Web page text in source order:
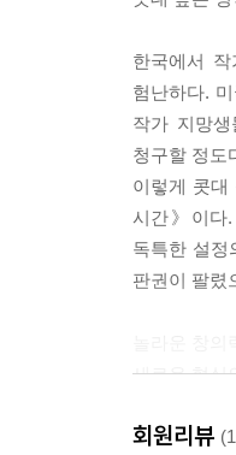
한국에서
험난하다.
작가 지망
청구할 정도
이렇게 콧대
시간》이다
독특한 설정
판권이 팔렸
새로운 형식
미국과 중동
회원리뷰